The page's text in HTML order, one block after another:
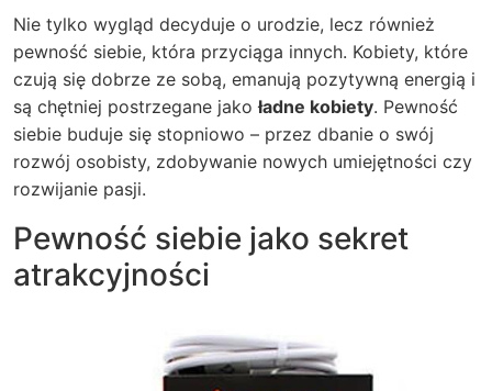
Nie tylko wygląd decyduje o urodzie, lecz również
pewność siebie, która przyciąga innych. Kobiety, które
czują się dobrze ze sobą, emanują pozytywną energią i
są chętniej postrzegane jakoładne kobiety. Pewność
siebie buduje się stopniowo – przez dbanie o swój
rozwój osobisty, zdobywanie nowych umiejętności czy
rozwijanie pasji.
Pewność siebie jako sekret
atrakcyjności